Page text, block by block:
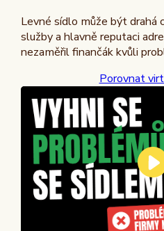
Levné sídlo může být drahá
služby a hlavně reputaci
nezaměřil finančák kvůli
Porovnat